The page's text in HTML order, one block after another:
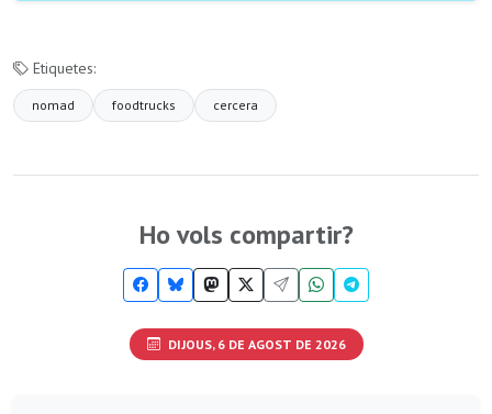
Etiquetes:
nomad foodtrucks cercera
Ho vols compartir?
DIJOUS, 6 DE AGOST DE 2026